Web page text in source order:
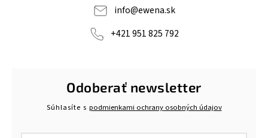
info@ewena.sk
+421 951 825 792
Odoberať newsletter
Súhlasíte s podmienkami ochrany osobných údajov